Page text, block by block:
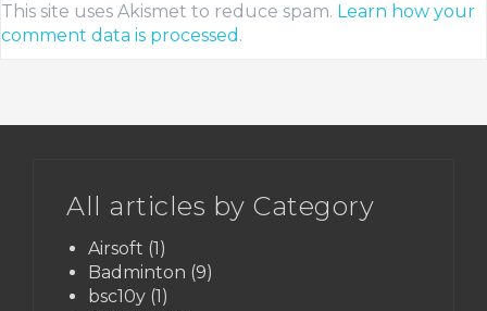
This site uses Akismet to reduce spam. Learn how your
comment data is processed .
All articles by Category
Airsoft (1)
Badminton (9)
bsc10y (1)